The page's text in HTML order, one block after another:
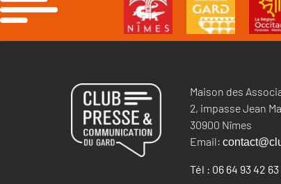
Maison des
2, impasse Jean
30900 Nîmes
Email:
Tél : 06 64 93 42